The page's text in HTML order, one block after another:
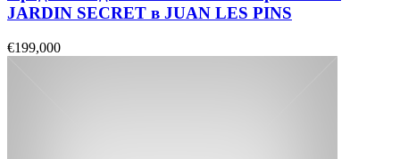
JARDIN SECRET в JUAN LES PINS
€199,000